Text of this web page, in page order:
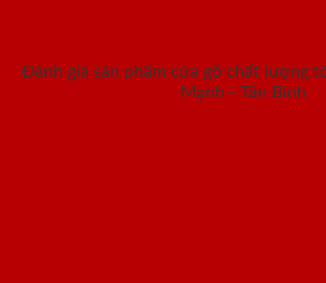
Đánh giá sản phẩm cửa gỗ chất lượng
Mạnh - Tân Bình